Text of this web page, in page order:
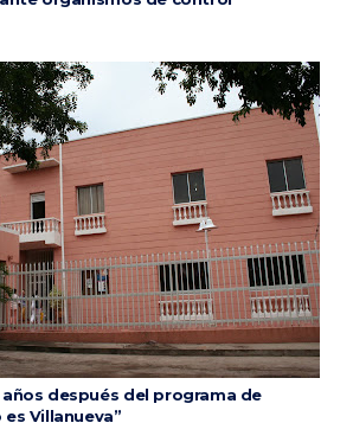
después del programa de
Villanueva”